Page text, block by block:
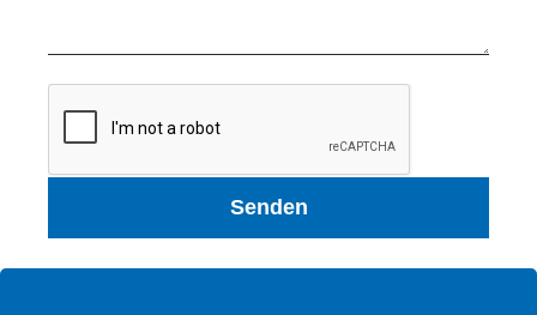
Senden